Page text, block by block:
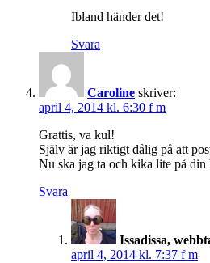
Ibland händer det!
Svara
Caroline skriver:
april 4, 2014 kl. 6:30 f m
Grattis, va kul!
Själv är jag riktigt dålig på att
Nu ska jag ta och kika lite på din
Svara
Issadissa,
april 4, 2014 kl. 7:37 f m